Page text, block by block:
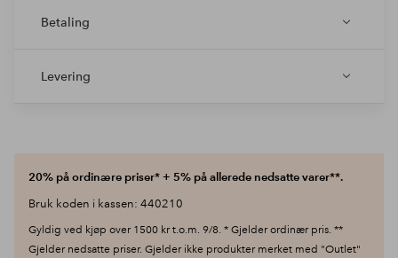
Betaling
Levering
20% på ordinære priser* + 5% på allerede nedsatte varer**.
Bruk koden i kassen: 440210
Gyldig ved kjøp over 1500 kr t.o.m. 9/8. * Gjelder ordinær pris. **
Gjelder nedsatte priser. Gjelder ikke produkter merket med "Outlet"